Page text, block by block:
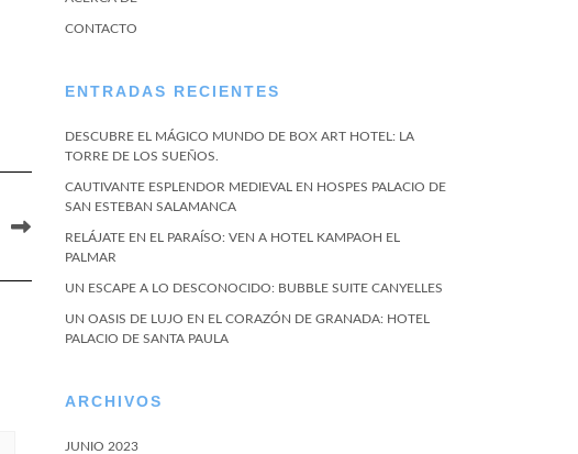
CONTACTO
ENTRADAS RECIENTES
DESCUBRE EL MÁGICO MUNDO DE BOX ART HOTEL: LA
TORRE DE LOS SUEÑOS.
CAUTIVANTE ESPLENDOR MEDIEVAL EN HOSPES PALACIO DE
SAN ESTEBAN SALAMANCA
RELÁJATE EN EL PARAÍSO: VEN A HOTEL KAMPAOH EL
PALMAR
UN ESCAPE A LO DESCONOCIDO: BUBBLE SUITE CANYELLES
UN OASIS DE LUJO EN EL CORAZÓN DE GRANADA: HOTEL
PALACIO DE SANTA PAULA
ARCHIVOS
JUNIO 2023